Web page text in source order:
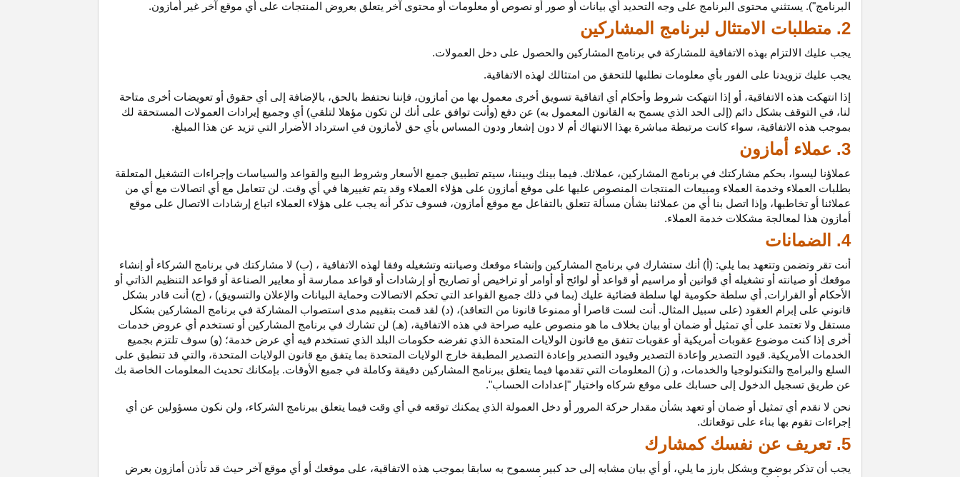
البرنامج"). يستثني محتوى البرنامج على وجه التحديد أي بيانات أو صور أو نصوص أو معلومات أو محتوى آخر يتعلق بعروض المنتجات على أي موقع آخر غير أمازون.
2. متطلبات الامتثال لبرنامج المشاركين
يجب عليك الالتزام بهذه الاتفاقية للمشاركة في برنامج المشاركين والحصول على دخل العمولات.
يجب عليك تزويدنا على الفور بأي معلومات نطلبها للتحقق من امتثالك لهذه الاتفاقية.
إذا انتهكت هذه
الاتفاقية، أو إذا انتهكت شروط وأحكام أي اتفاقية تسويق أخرى معمول بها من أمازون، فإننا نحتفظ بالحق، بالإضافة إلى أي حقوق أو تعويضات أخرى متاحة
لنا، في التوقف بشكل دائم (إلى الحد الذي يسمح به القانون المعمول به) عن دفع (وأنت توافق على أنك لن تكون مؤهلا لتلقي) أي وجميع إيرادات العمولات المستحقة لك
بموجب هذه
الاتفاقية، سواء كانت مرتبطة مباشرة بهذا الانتهاك أم لا دون إشعار ودون المساس بأي حق لأمازون في استرداد الأضرار التي تزيد عن هذا المبلغ.
3. عملاء أمازون
عملاؤنا ليسوا، بحكم مشاركتك في برنامج المشاركين، عملائك. فيما بينك وبيننا، سيتم تطبيق جميع الأسعار وشروط البيع والقواعد والسياسات وإجراءات التشغيل المتعلقة
بطلبات العملاء وخدمة العملاء ومبيعات المنتجات المنصوص عليها على موقع أمازون على هؤلاء العملاء وقد يتم تغييرها في أي وقت. لن تتعامل مع أي اتصالات مع أي من
عملائنا أو تخاطبها، وإذا اتصل بنا أي من عملائنا بشأن مسألة تتعلق بالتفاعل مع موقع أمازون، فسوف تذكر أنه يجب على هؤلاء العملاء اتباع إرشادات الاتصال على موقع
أمازون هذا لمعالجة مشكلات خدمة العملاء.
4. الضمانات
أنت تقر وتضمن وتتعهد بما يلي: (أ) أنك ستشارك في برنامج المشاركين وإنشاء موقعك وصيانته وتشغيله وفقا لهذه الاتفاقية ، (ب) لا مشاركتك في برنامج الشركاء أو إنشاء
موقعك أو صيانته أو تشغيله أي قوانين أو مراسيم أو قواعد أو لوائح أو أوامر أو تراخيص أو تصاريح أو إرشادات أو قواعد ممارسة أو معايير الصناعة أو قواعد التنظيم الذاتي أو
الأحكام أو القرارات, أي سلطة حكومية لها سلطة قضائية عليك (بما في ذلك جميع القواعد التي تحكم الاتصالات وحماية البيانات والإعلان والتسويق) ، (ج) أنت قادر بشكل
قانوني على إبرام العقود (على سبيل المثال. أنت لست قاصرا أو ممنوعا قانونا من التعاقد)، (د) لقد قمت بتقييم مدى استصواب
المشاركة في برنامج المشاركين بشكل
مستقل ولا تعتمد على أي تمثيل أو ضمان أو بيان بخلاف ما هو منصوص عليه صراحة في هذه الاتفاقية، (هـ) لن تشارك في برنامج المشاركين أو تستخدم أي عروض خدمات
أخرى إذا كنت موضوع عقوبات أمريكية أو عقوبات تتفق مع قانون الولايات المتحدة الذي تفرضه حكومات البلد الذي تستخدم فيه أي عرض خدمة؛ (و) سوف تلتزم بجميع
الخدمات الأمريكية. قيود التصدير وإعادة التصدير وقيود التصدير وإعادة التصدير المطبقة خارج الولايات المتحدة بما يتفق مع قانون الولايات المتحدة، والتي قد تنطبق على
السلع والبرامج والتكنولوجيا والخدمات، و (ز) المعلومات التي تقدمها فيما يتعلق ببرنامج المشاركين دقيقة وكاملة في جميع الأوقات. بإمكانك تحديث المعلومات الخاصة بك
عن طريق تسجيل الدخول إلى حسابك على موقع شركاه واختيار "إعدادات الحساب".
نحن لا نقدم أي تمثيل أو ضمان أو تعهد بشأن مقدار حركة المرور أو دخل العمولة الذي يمكنك توقعه في أي وقت فيما يتعلق ببرنامج الشركاء، ولن نكون مسؤولين عن أي
إجراءات تقوم بها بناء على توقعاتك.
5. تعريف عن نفسك كمشارك
يجب أن تذكر بوضوح وبشكل بارز ما يلي، أو أي بيان مشابه إلى حد كبير مسموح به سابقا بموجب هذه الاتفاقية، على موقعك أو أي موقع آخر حيث قد تأذن أمازون بعرض